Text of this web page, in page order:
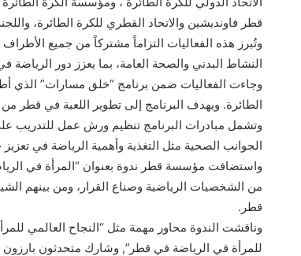
قطر فاونديشين والاتحاد القطري للكرة الطائرة،
وتُبرز هذه الفعاليات التزاماً مشتركاً من جميع
النشاط البدني والصحة العامة، بما يعزز دور الرياضة
وجاءت الفعاليات ضمن برنامج “خلق مسارات” الذي
الطائرة. ويهدف البرنامج إلى تطوير اللعبة في قطر
الجوانب الصحية مثل التغذية وأهمية الرياضة في تعزيز
واستضافت مؤسسة قطر ندوة بعنوان “المرأة في
من الشخصيات الرياضية وصناع القرار، ومن بينهم
قطر.
وناقشت الندوة محاور مهمة مثل “النجاح العالمي
للمرأة في الرياضة في قطر”, وشارك متحدثون